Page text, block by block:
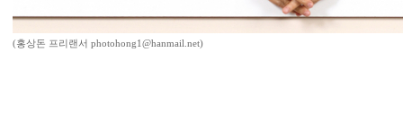
(홍상돈 프리랜서 photohong1@hanmail.net)